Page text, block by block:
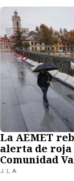
La AEMET
alerta de
Comunidad
J. L. A.